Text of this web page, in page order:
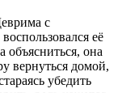
с
её
объясниться, она
вернуться домой,
убедить